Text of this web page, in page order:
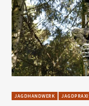
JAGDHANDWERK